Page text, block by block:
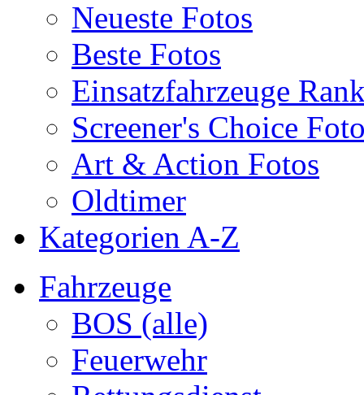
Neueste Fotos
Beste Fotos
Einsatzfahrzeuge
Screener's Choice
Art & Action Fotos
Oldtimer
Kategorien A-Z
Fahrzeuge
BOS (alle)
Feuerwehr